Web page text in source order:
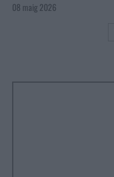
08 maig 2026